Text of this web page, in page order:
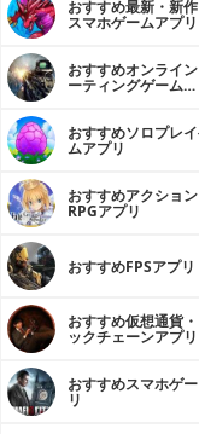
おすすめ最新・新作
スマホゲームアプリ
おすすめオンライ
ーティングゲーム
おすすめソロプレ
ムアプリ
おすすめアクション
RPGアプリ
おすすめFPSアプリ
おすすめ仮想通貨
ックチェーンアプリ
おすすめスマホゲ
リ